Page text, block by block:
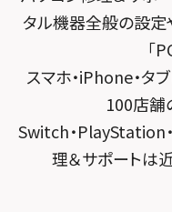
スマホスピタル練
スマホスピタル 神
スマホスピタル三
スマホスピタル秋
スマホスピタル宇
スマホスピタル烏
スマホスピタル
スマホスピタル
スマホスピタル
タル機器全般の設
「
スマホ・iPhone・タ
100店舗
Switch・PlayStation
理＆サポートは